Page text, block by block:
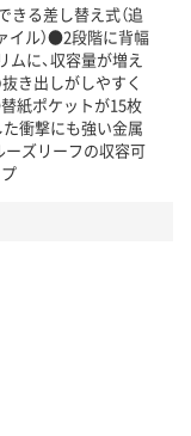
る差し替え式（追
イル）●2段階に背幅
に、収容量が増え
き出しがしやすく
紙ポケットが15枚
衝撃にも強い金属
ズリーフの収容可